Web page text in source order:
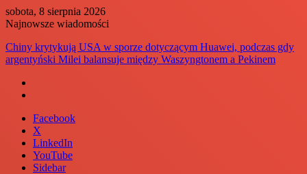
sobota, 8 sierpnia 2026
Najnowsze wiadomości
Chiny krytykują USA w sporze dotyczącym Huawei, podczas gdy
argentyński Milei balansuje między Waszyngtonem a Pekinem
Facebook
X
LinkedIn
YouTube
Sidebar